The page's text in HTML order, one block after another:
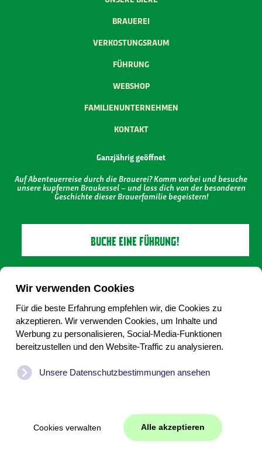
Wir verwenden Cookies
Für die beste Erfahrung empfehlen wir, die Cookies zu
akzeptieren. Wir verwenden Cookies, um Inhalte und
Werbung zu personalisieren, Social-Media-Funktionen
bereitzustellen und den Website-Traffic zu analysieren.
Unsere Datenschutzbestimmungen ansehen
Cookies verwalten Alle akzeptieren
BRAUEREI
VERKOSTUNGSRAUM
FÜHRUNG
WEBSHOP
FAMILIENUNTERNEHMEN
KONTAKT
Ganzjährig geöffnet
Auf Abenteuerreise durch die Brauerei? Komm vorbei und besuche
unsere kupfernen Braukessel – und lass dich von der besonderen
Geschichte dieser Brauerfamilie begeistern!
BUCHE EINE FÜHRUNG!
Keine 18, kein Alkohol